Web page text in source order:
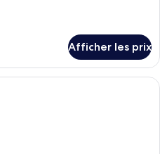
Afficher les prix